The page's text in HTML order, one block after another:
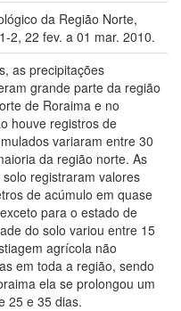
da Região Norte,
2, 22 fev. a 01 mar. 2010.
as precipitações
grande parte da região
de Roraima e no
houve registros de
variaram entre 30
da região norte. As
registraram valores
de acúmulo em quase
para o estado de
do solo variou entre 15
agrícola não
em toda a região, sendo
ela se prolongou um
25 e 35 dias.